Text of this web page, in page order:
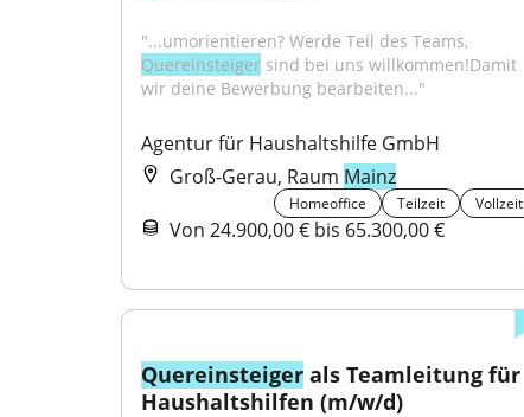
Quereinsteiger sind bei uns willkommen!Damit
wir deine Bewerbung bearbeiten..."
Agentur für Haushaltshilfe GmbH
Groß-Gerau, Raum Mainz
Homeoffice Teilzeit Vollzeit
Von 24.900,00 € bis 65.300,00 €
Quereinsteiger als Teamleitung für
Haushaltshilfen (m/w/d)